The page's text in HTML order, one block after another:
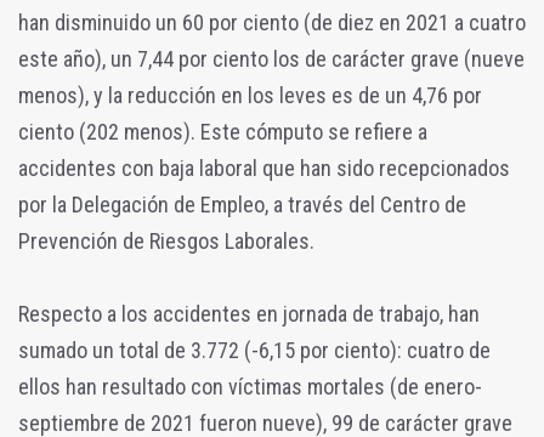
han disminuido un 60 por ciento (de diez en 2021 a cuatro
este año), un 7,44 por ciento los de carácter grave (nueve
menos), y la reducción en los leves es de un 4,76 por
ciento (202 menos). Este cómputo se refiere a
accidentes con baja laboral que han sido recepcionados
por la Delegación de Empleo, a través del Centro de
Prevención de Riesgos Laborales.
Respecto a los accidentes en jornada de trabajo, han
sumado un total de 3.772 (-6,15 por ciento): cuatro de
ellos han resultado con víctimas mortales (de enero-
septiembre de 2021 fueron nueve), 99 de carácter grave